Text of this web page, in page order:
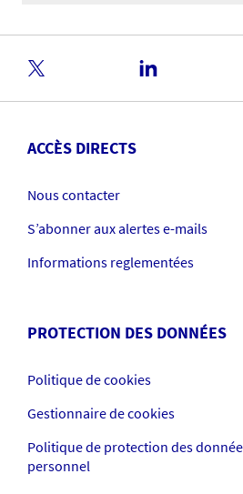
ACCÈS DIRECTS
Nous contacter
S’abonner aux alertes e-mails
Informations reglementées
PROTECTION DES DONNÉES
Politique de cookies
Gestionnaire de cookies
Politique de protection des
personnel